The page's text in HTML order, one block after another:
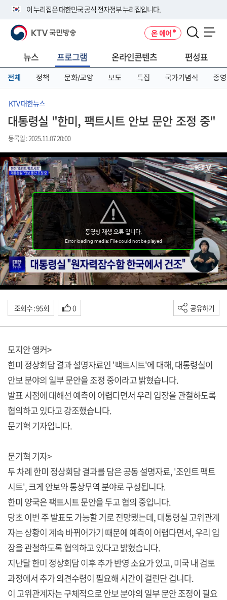
이 누리집은 대한민국 공식 전자정부 누리집입니다.
공식 누리집 주소 확인하기
니다.
이밖에 or.kr 또는 .kr등 다른 도메인 주소를 사용하고 있다면 아래 URL에
서 도메인 주소를 확인해 보세요
KTV 국민방송 온 에어
뉴스 프로그램 온라인콘텐츠 편성표
전체 정책 문화/교양 보도 특집 국가기념식 종영
KTV 대한뉴스
대통령실 "한미, 팩트시트 안보 문안 조정 중"
등록일 : 2025.11.07 20:00
조회수 : 95회 0 공유하기
모지안 앵커>
한미 정상회담 결과 설명자료인 '팩트시트'에 대해, 대통령실이
안보 분야의 일부 문안을 조정 중이라고 밝혔습니다.
발표 시점에 대해선 예측이 어렵다면서 우리 입장을 관철하도록
협의하고 있다고 강조했습니다.
문기혁 기자입니다.
문기혁 기자>
두 차례 한미 정상회담 결과를 담은 공동 설명자료, '조인트 팩트
시트', 크게 안보와 통상무역 분야로 구성됩니다.
한미 양국은 팩트시트 문안을 두고 협의 중입니다.
당초 이번 주 발표도 가능할 거로 전망됐는데, 대통령실 고위관계
자는 상황이 계속 바뀌어가기 때문에 예측이 어렵다면서, 우리 입
장을 관철하도록 협의하고 있다고 밝혔습니다.
지난달 한미 정상회담 이후 추가 반영 소요가 있고, 미국 내 검토
과정에서 추가 의견수렴이 필요해 시간이 걸린단 겁니다.
이 고위관계자는 구체적으로 안보 분야의 일부 문안 조정이 필요